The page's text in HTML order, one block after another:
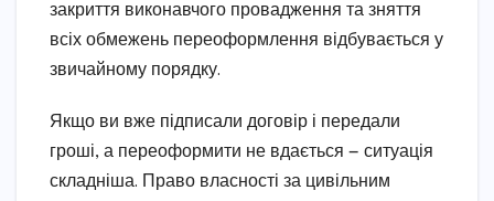
закриття виконавчого провадження та зняття
всіх обмежень переоформлення відбувається у
звичайному порядку.
Якщо ви вже підписали договір і передали
гроші, а переоформити не вдається — ситуація
складніша. Право власності за цивільним